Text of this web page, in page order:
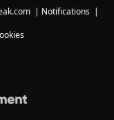
| Notifications |